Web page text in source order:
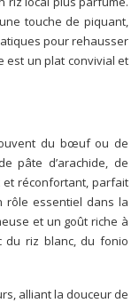
touche de piquant,
pour rehausser
est un plat convivial et
du bœuf ou de
pâte d’arachide, de
et réconfortant, parfait
rôle essentiel dans la
et un goût riche à
du riz blanc, du fonio
alliant la douceur de